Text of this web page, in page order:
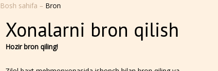
Bosh sahifa – Bron
Xonalarni bron qilish
Hozir bron qiling!